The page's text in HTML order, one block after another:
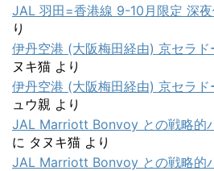
JAL 羽田=香港線 9-10月限定 深
り
伊丹空港 (大阪梅田経由) 京セラ
ヌキ猫 より
伊丹空港 (大阪梅田経由) 京セラ
ュウ親 より
JAL Marriott Bonvoy との戦略的
に タヌキ猫 より
JAL Marriott Bonvoy との戦略的